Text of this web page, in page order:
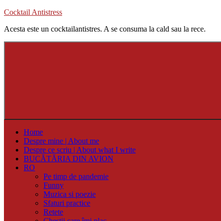
Skip
content
Cocktail Antistress
Acesta este un cocktailantistres. A se consuma la cald sau la rece.
Home
Despre mine | About me
Despre ce scriu | About what I write
BUCĂTĂRIA DIN AVION
RO
Pe timp de pandemie
Funny
Muzica si poezie
Sfaturi practice
Retete